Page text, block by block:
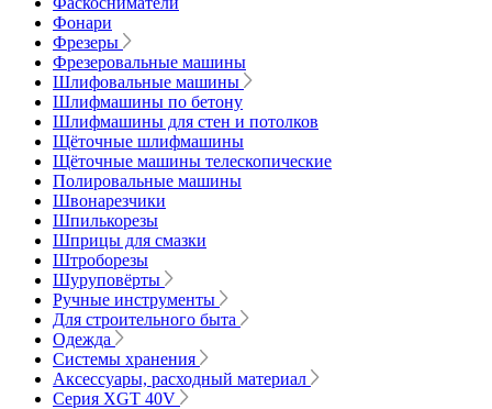
Фонари
Фрезеры
Фрезеровальные машины
Шлифовальные машины
Шлифмашины по бетону
Шлифмашины для стен и потолков
Щёточные шлифмашины
Щёточные машины телескопические
Полировальные машины
Швонарезчики
Шпилькорезы
Шприцы для смазки
Штроборезы
Шуруповёрты
Ручные инструменты
Для строительного быта
Одежда
Системы хранения
Аксессуары, расходный материал
Серия XGT 40V